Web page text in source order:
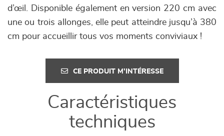
d’œil. Disponible également en version 220 cm avec
une ou trois allonges, elle peut atteindre jusqu’à 380
cm pour accueillir tous vos moments conviviaux !
CE PRODUIT M'INTÉRESSE
Caractéristiques
techniques